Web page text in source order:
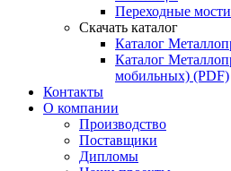
Переходные
Скачать каталог
Каталог
Каталог
мобильных) (PDF)
Контакты
О компании
Производство
Поставщики
Дипломы